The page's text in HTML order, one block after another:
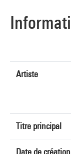
Artiste
Titre principal
Date de création